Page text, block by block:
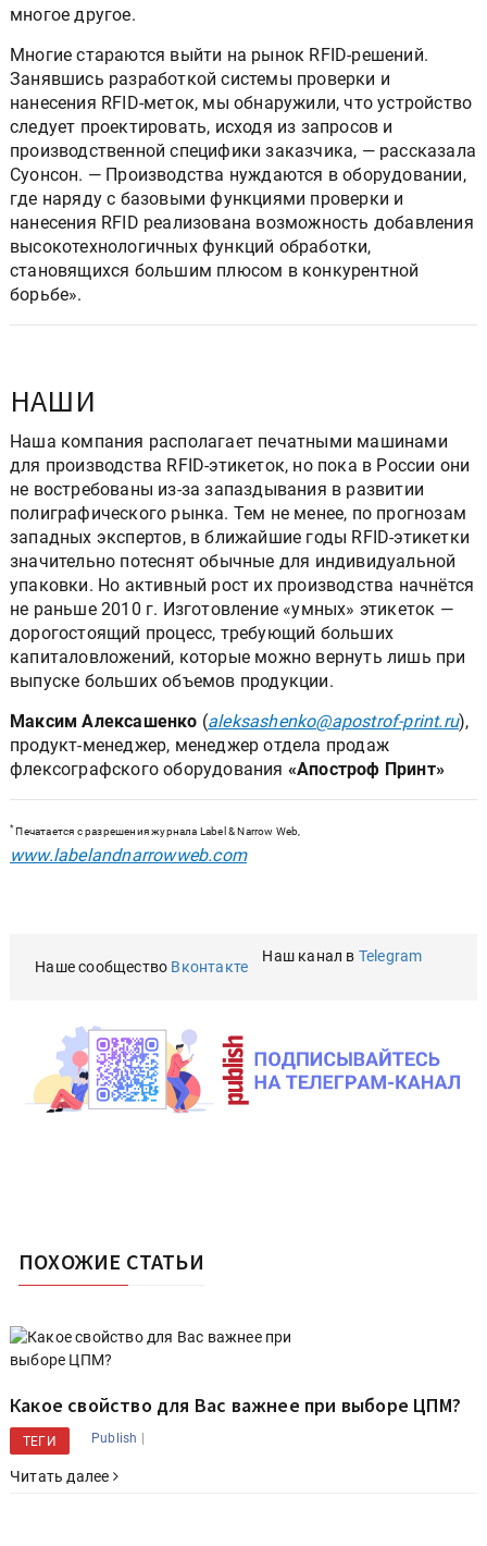
многое другое.
Многие стараются выйти на рынок RFID-решений.
Занявшись разработкой системы проверки и
нанесения RFID-меток, мы обнаружили, что устройство
следует проектировать, исходя из запросов и
производственной специфики заказчика, — рассказала
Суонсон. — Производства нуждаются в оборудовании,
где наряду с базовыми функциями проверки и
нанесения RFID реализована возможность добавления
высокотехнологичных функций обработки,
становящихся большим плюсом в конкурентной
борьбе».
НАШИ
Наша компания располагает печатными машинами
для производства RFID-этикеток, но пока в России они
не востребованы из-за запаздывания в развитии
полиграфического рынка. Тем не менее, по прогнозам
западных экспертов, в ближайшие годы RFID-этикетки
значительно потеснят обычные для индивидуальной
упаковки. Но активный рост их производства начнётся
не раньше 2010 г. Изготовление «умных» этикеток —
дорогостоящий процесс, требующий больших
капиталовложений, которые можно вернуть лишь при
выпуске больших объемов продукции.
Максим Алексашенко (aleksashenko@apostrof-print.ru),
продукт-менеджер, менеджер отдела продаж
флекcографского оборудования «Апостроф Принт»
*Печатается с разрешения журнала Label & Narrow Web,
www.labelandnarrowweb.com
Наше сообщество Вконтакте
Наш канал в Telegram
ПОХОЖИЕ СТАТЬИ
Какое свойство для Вас важнее при выборе ЦПМ?
ТЕГИ Publish |
Читать далее